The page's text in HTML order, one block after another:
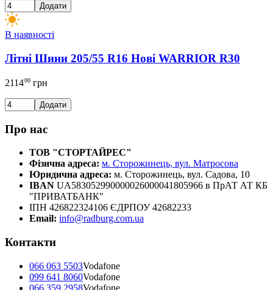
Додати
В наявності
Літні Шини 205/55 R16 Нові WARRIOR R30
211400 грн
Додати
Про нас
ТОВ "СТОРТАЙРЕС"
Фізична адреса: м. Сторожинець, вул. Матросова
Юридична адреса: м. Сторожинець, вул. Садова, 10
IBAN UA583052990000026000041805966 в ПрАТ АТ КБ
"ПРИВАТБАНК"
ІПН 426822324106 ЄДРПОУ 42682233
Email: info@radburg.com.ua
Контакти
066 063 5503Vodafone
099 641 8060Vodafone
066 359 2958Vodafone